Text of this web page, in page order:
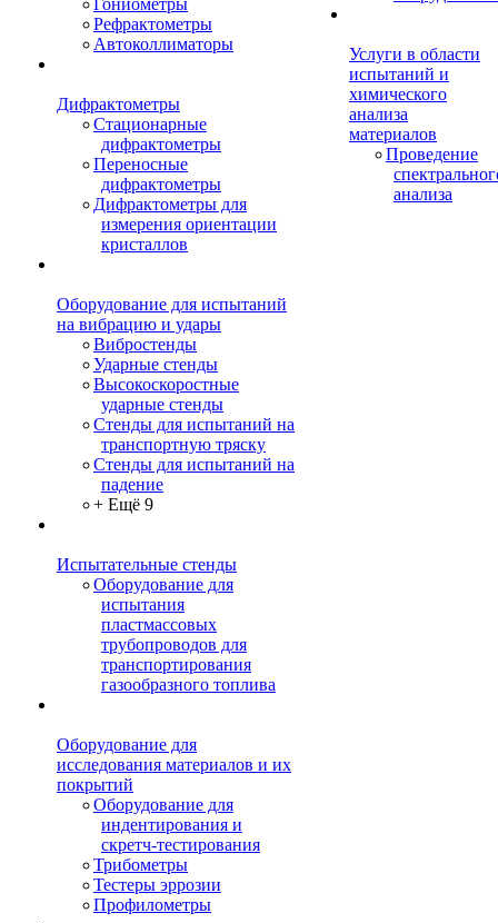
Гониометры
Рефрактометры
Автоколлиматоры
Дифрактометры
Стационарные
дифрактометры
Переносные
дифрактометры
Дифрактометры для
измерения ориентации
кристаллов
Оборудование для испытаний
на вибрацию и удары
Вибростенды
Ударные стенды
Высокоскоростные
ударные стенды
Стенды для испытаний на
транспортную тряску
Стенды для испытаний на
падение
+ Ещё 9
Испытательные стенды
Оборудование для
испытания
пластмассовых
трубопроводов для
транспортирования
газообразного топлива
Оборудование для
исследования материалов и их
покрытий
Оборудование для
индентирования и
скретч-тестирования
Трибометры
Тестеры эррозии
Профилометры
Услуги в области
испытаний и
химического
анализа
материалов
Проведение
анализа